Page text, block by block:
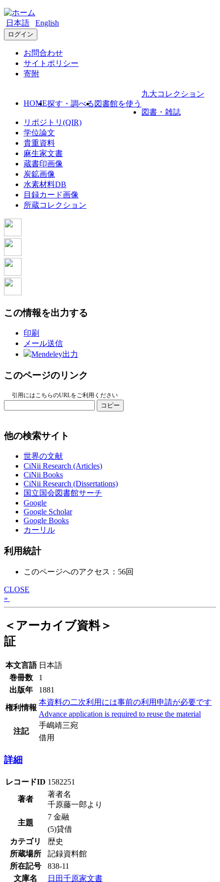
日本語 English
ログイン
お問合わせ
サイトポリシー
寄附
HOME探す・調べる 図書館を使う
九大コレクション
図書・雑誌
リポジトリ(QIR)
学位論文
貴重資料
麻生家文書
蔵書印画像
炭鉱画像
水素材料DB
目録カード画像
所蔵コレクション
この情報を出力する
印刷
メール送信
Mendeley出力
このページのリンク
引用にはこちらのURLをご利用ください
コピー
他の検索サイト
世界の文献
CiNii Research (Articles)
CiNii Books
CiNii Research (Dissertations)
国立国会図書館サーチ
Google
Google Scholar
Google Books
カーリル
利用統計
このページへのアクセス：56回
CLOSE
»
＜アーカイブ資料＞
証
本文言語 日本語
巻冊数
1
出版年
1881
権利情報
本資料の二次利用には事前の利用申請が必要です
Advance application is required to reuse the material
注記
手嶋靖三宛
借用
詳細
レコードID 1582251
著者
著者名
千原藤一郎より
主題
7 金融
(5)貸借
カテゴリ
歴史
所蔵場所
記録資料館
所在記号
838-11
文庫名
日田千原家文書